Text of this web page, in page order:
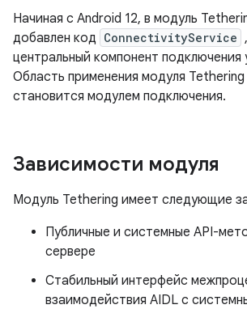
Начиная с Android 12, в модуль
добавлен код ConnectivityService
центральный компонент подключения
Область применения модуля
становится модулем подключения.
Зависимости модуля
Модуль Tethering имеет следующие
Публичные и системные API-
сервере
Стабильный интерфейс
взаимодействия AIDL с